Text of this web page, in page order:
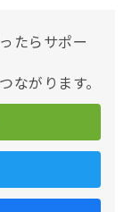
たらサポー
ながります。